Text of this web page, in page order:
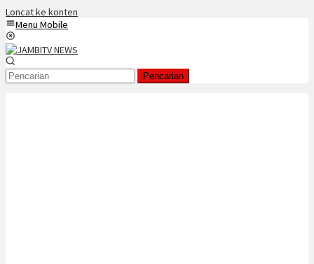
Loncat ke konten
Menu Mobile
Pencarian